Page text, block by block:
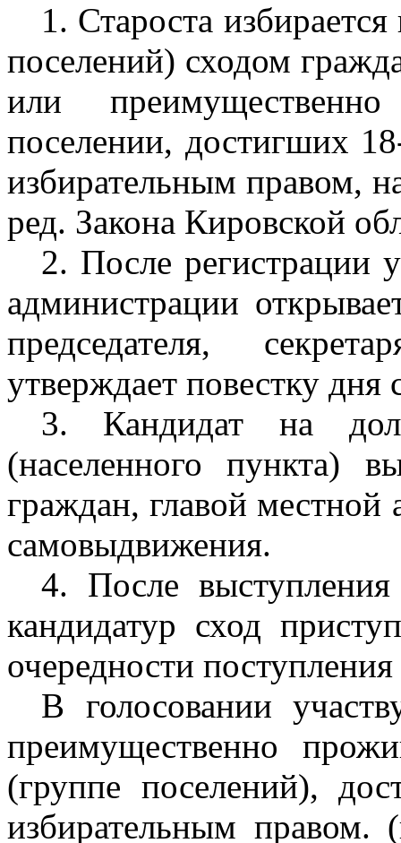
1. Староста
поселений) сходом
или
поселении, достигших
избирательным правом,
ред. Закона Кировской
2. После регистрации
администрации
председателя,
утверждает повестку дня
3. Кандидат на
(населенного пункта)
граждан, главой
самовыдвижения.
4. После
кандидатур сход
очередности
В голосовании
преимущественно
(группе поселений),
избирательным